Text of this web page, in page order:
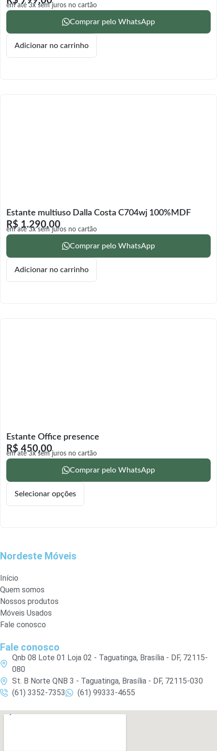
em até 3x sem juros no cartão
Comprar pelo WhatsApp
Adicionar no carrinho
Estante multiuso Dalla Costa C704wj 100%MDF
R$ 1.290,00
em até 3x sem juros no cartão
Comprar pelo WhatsApp
Adicionar no carrinho
Estante Office presence
R$ 450,00
em até 3x sem juros no cartão
Comprar pelo WhatsApp
Selecionar opções
Nordeste Móveis
Início
Quem somos
Nossos produtos
Móveis Usados
Fale conosco
Fale conosco
Qnb 08 Lote 01 Loja 02 - Taguatinga, Brasília - DF, 72115-
080
St. B Norte QNB 3 - Taguatinga, Brasília - DF, 72115-030
(61) 3352-7353
(61) 99333-4655